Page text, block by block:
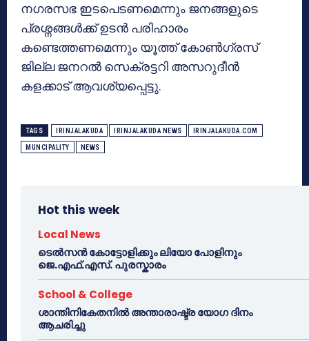
നഗരസഭ ഇടപെടണമെന്നും ജനങ്ങളുടെ
പ്രശ്നങ്ങൾക്ക് ഉടൻ പരിഹാരം
കണ്ടെത്തണമെന്നും യൂത്ത് കോൺഗ്രസ്‌
ജില്ല ജനറൽ സെക്രട്ടറി അസറുദീൻ
കളക്കാട് ആവശ്യപ്പെട്ടു.
TAGS IRINJALAKUDA IRINJALAKUDA NEWS IRINJALAKUDA.COM
MUNCIPALITY NEWS
Hot this week
Local News
ടെൽസൻ കോട്ടോളിക്കും ലിയോ പോളിനും
ജെ.എഫ്.എസ്. പുരസ്കാരം
School & College
ശാന്തിനികേതനിൽ അന്താരാഷ്ട്ര യോഗ ദിനം
ആചരിച്ചു